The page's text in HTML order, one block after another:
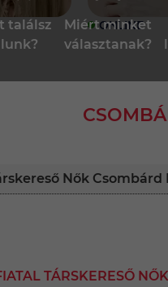
ONLINE
találsz
Miért minket
választanak?
Nők Csombárd
TÁRSKERESŐ